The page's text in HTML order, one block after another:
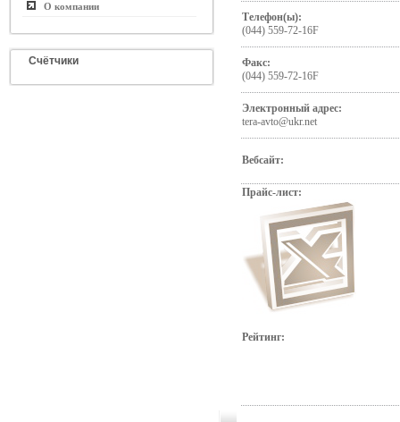
О компании
Счётчики
Телефон(ы):
(044) 559-72-16F
Факс:
(044) 559-72-16F
Электронный адрес:
tera-avto@ukr.net
Вебсайт:
Прайс-лист:
Рейтинг: